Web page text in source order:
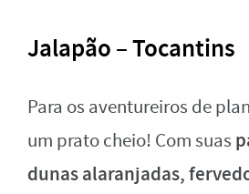
Jalapão – Tocantins
Para os aventureiros de
um prato cheio! Com suas
dunas alaranjadas,